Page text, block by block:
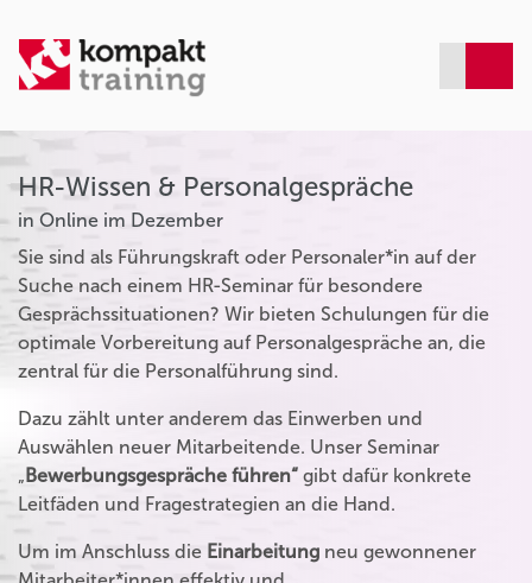
HR-Wissen & Personalgespräche
in Online im Dezember
Sie sind als Führungskraft oder Personaler*in auf der
Suche nach einem HR-Seminar für besondere
Gesprächssituationen? Wir bieten Schulungen für die
optimale Vorbereitung auf Personalgespräche an, die
zentral für die Personalführung sind.
Dazu zählt unter anderem das Einwerben und
Auswählen neuer Mitarbeitende. Unser Seminar
„Bewerbungsgespräche führen“ gibt dafür konkrete
Leitfäden und Fragestrategien an die Hand.
Um im Anschluss die Einarbeitung neu gewonnener